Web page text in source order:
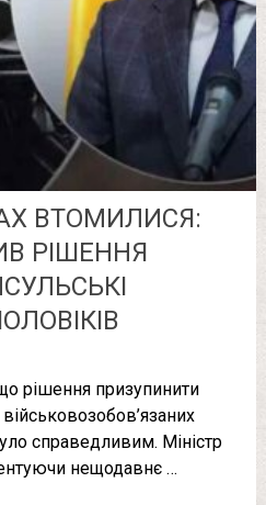
ВТОМИЛИСЯ:
РІШЕННЯ
рішення призупинити
справедливим. Міністр
нещодавнє …